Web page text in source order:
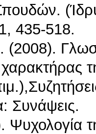
435-518.
Συνάψεις.
Ψυχολογία